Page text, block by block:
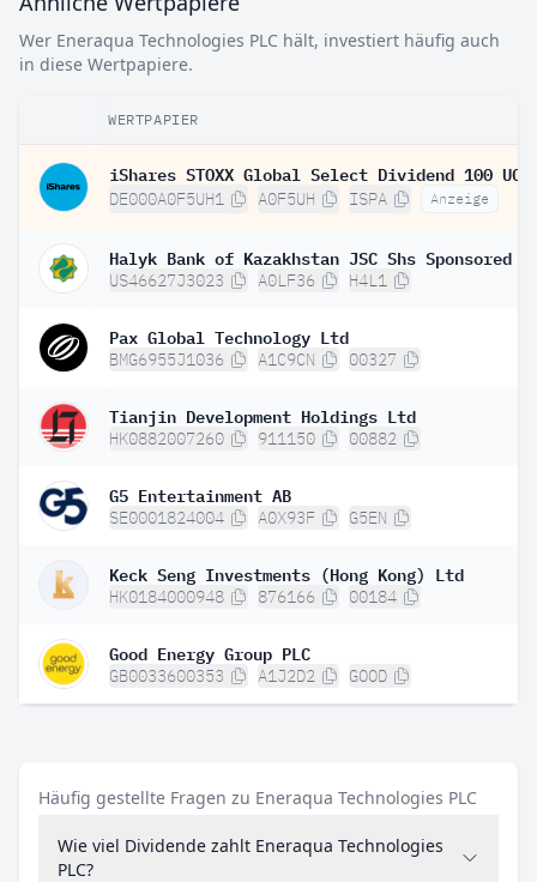
Wer Eneraqua Technologies PLC hält, investiert häufig auch
in diese Wertpapiere.
WERTPAPIER
DE000A0F5UH1 A0F5UH ISPA Anzeige
US46627J3023 A0LF36 H4L1
Pax Global Technology Ltd
BMG6955J1036 A1C9CN 00327
Tianjin Development Holdings Ltd
HK0882007260 911150 00882
G5 Entertainment AB
SE0001824004 A0X93F G5EN
Keck Seng Investments (Hong Kong) Ltd
HK0184000948 876166 00184
Good Energy Group PLC
GB0033600353 A1J2D2 GOOD
Häufig gestellte Fragen zu Eneraqua Technologies PLC
Wie viel Dividende zahlt Eneraqua Technologies
PLC?